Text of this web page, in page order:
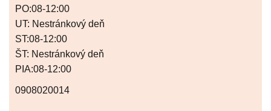
PO:08-12:00
UT: Nestránkový deň
ST:08-12:00
ŠT: Nestránkový deň
PIA:08-12:00
0908020014